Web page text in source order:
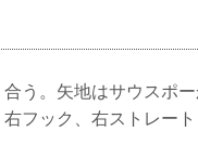
う。矢地はサウスポ
フック、右ストレート